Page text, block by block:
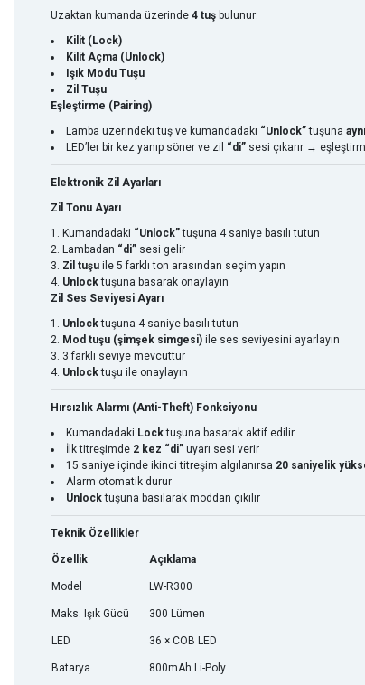
Uzaktan kumanda üzerinde 4 tuş bulunur:
Kilit (Lock)
Kilit Açma (Unlock)
Işık Modu Tuşu
Zil Tuşu
Eşleştirme (Pairing)
Lamba üzerindeki tuş ve kumandadaki “Unlock”tuşuna
LED’ler bir kez yanıp söner ve zil “di” sesi çıkarır →
Elektronik Zil Ayarları
Zil Tonu Ayarı
Kumandadaki “Unlock”tuşuna 4 saniye basılı tutun
Lambadan “di” sesi gelir
Zil tuşu ile 5 farklı ton arasından seçim yapın
Unlocktuşuna basarak onaylayın
Zil Ses Seviyesi Ayarı
Unlocktuşuna 4 saniye basılı tutun
Mod tuşu (şimşek simgesi) ile ses seviyesini ayarlayın
3 farklı seviye mevcuttur
Unlocktuşu ile onaylayın
Hırsızlık Alarmı (Anti-Theft) Fonksiyonu
Kumandadaki Locktuşuna basarak aktif edilir
İlk titreşimde 2 kez “di” uyarı sesi verir
15 saniye içinde ikinci titreşim algılanırsa 20 saniyelik
Alarm otomatik durur
Unlocktuşuna basılarak moddan çıkılır
Teknik Özellikler
Özellik Açıklama
Model LW-R300
Maks. Işık Gücü 300 Lümen
LED 36 × COB LED
Batarya 800mAh Li-Poly